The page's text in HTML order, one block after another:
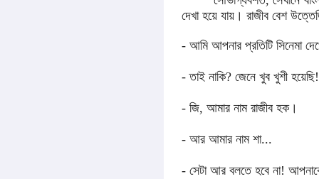
দেখা হয়ে যায় । রাজীব বেশ
- আমি আপনার প্রতিটি সিনেমা
- তাই নাকি? জেনে খুব খুশী
- জি, আমার নাম রাজীব হক।
- আর আমার নাম শা...
- সেটা আর বলতে হবে না!